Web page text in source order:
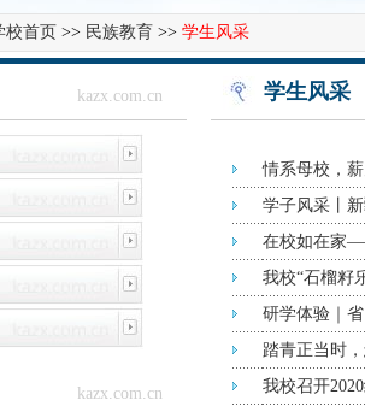
校首页 >> 民族教育 >> 学生风采
kazx.com.cn
kazx.com.cn
学生风采
情系母校，
学子风采丨
在校如在家
我校“石榴籽
研学体验｜
踏青正当时
我校召开